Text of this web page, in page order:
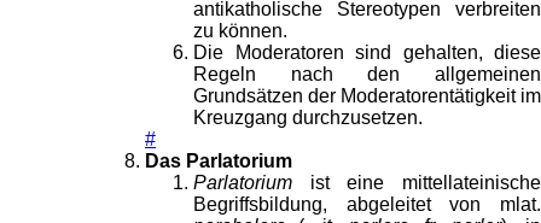
antikatholische Stereotypen verbreiten
zu können.
Die Moderatoren sind gehalten, diese
Regeln nach den allgemeinen
Grundsätzen der Moderatorentätigkeit im
Kreuzgang durchzusetzen.
#
Das Parlatorium
Parlatorium ist eine mittellateinische
Begriffsbildung, abgeleitet von mlat.